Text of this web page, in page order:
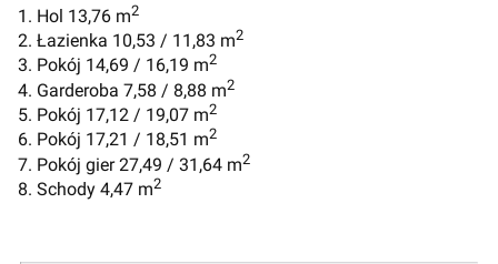
1. Hol 13,76 m2
2. Łazienka 10,53 / 11,83 m2
3. Pokój 14,69 / 16,19 m2
4. Garderoba 7,58 / 8,88 m2
5. Pokój 17,12 / 19,07 m2
6. Pokój 17,21 / 18,51 m2
7. Pokój gier 27,49 / 31,64 m2
8. Schody 4,47 m2